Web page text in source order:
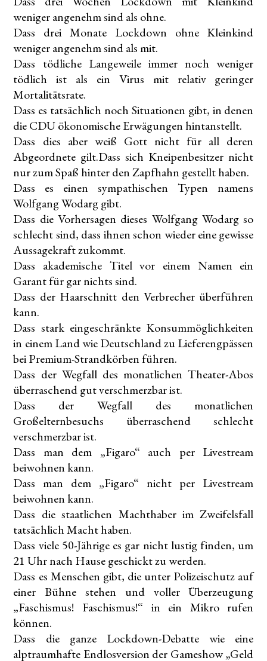
weniger angenehm sind als ohne.
Dass drei Monate Lockdown ohne Kleinkind
weniger angenehm sind als mit.
Dass tödliche Langeweile immer noch weniger
tödlich ist als ein Virus mit relativ geringer
Mortalitätsrate.
Dass es tatsächlich noch Situationen gibt, in denen
die CDU ökonomische Erwägungen hintanstellt.
Dass dies aber weiß Gott nicht für all deren
Abgeordnete gilt.Dass sich Kneipenbesitzer nicht
nur zum Spaß hinter den Zapfhahn gestellt haben.
Dass es einen sympathischen Typen namens
Wolfgang Wodarg gibt.
Dass die Vorhersagen dieses Wolfgang Wodarg so
schlecht sind, dass ihnen schon wieder eine gewisse
Aussagekraft zukommt.
Dass akademische Titel vor einem Namen ein
Garant für gar nichts sind.
Dass der Haarschnitt den Verbrecher überführen
kann.
Dass stark eingeschränkte Konsummöglichkeiten
in einem Land wie Deutschland zu Lieferengpässen
bei Premium-Strandkörben führen.
Dass der Wegfall des monatlichen Theater-Abos
überraschend gut verschmerzbar ist.
Dass der Wegfall des monatlichen
Großelternbesuchs überraschend schlecht
verschmerzbar ist.
Dass man dem „Figaro“ auch per Livestream
beiwohnen kann.
Dass man dem „Figaro“ nicht per Livestream
beiwohnen kann.
Dass die staatlichen Machthaber im Zweifelsfall
tatsächlich Macht haben.
Dass viele 50-Jährige es gar nicht lustig finden, um
21 Uhr nach Hause geschickt zu werden.
Dass es Menschen gibt, die unter Polizeischutz auf
einer Bühne stehen und voller Überzeugung
„Faschismus! Faschismus!“ in ein Mikro rufen
können.
Dass die ganze Lockdown-Debatte wie eine
alptraumhafte Endlosversion der Gameshow „Geld